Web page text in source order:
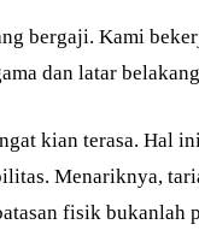
bergaji. Kami
dan latar
kian terasa. Hal
Menariknya,
fisik bukanlah